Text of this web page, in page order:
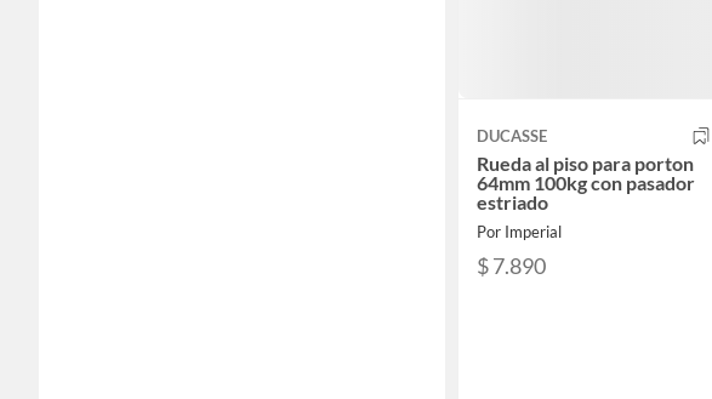
DUCASSE
Rueda al piso para porton
64mm 100kg con pasador
estriado
Por Imperial
$ 7.890